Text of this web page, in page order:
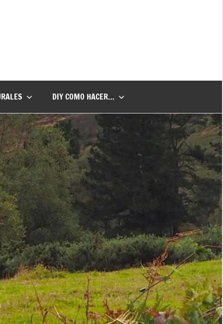
DIY COMO HACER…